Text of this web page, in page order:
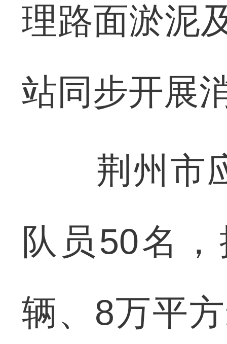
理路面淤泥
站同步开展
荆州市应
队员50名
辆、8万平